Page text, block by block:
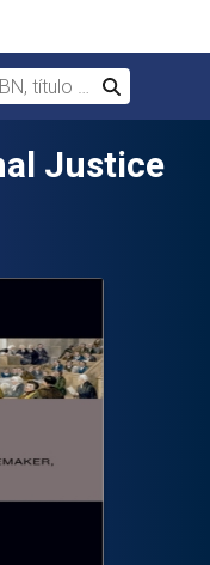
título o autor
Buscar
Justice